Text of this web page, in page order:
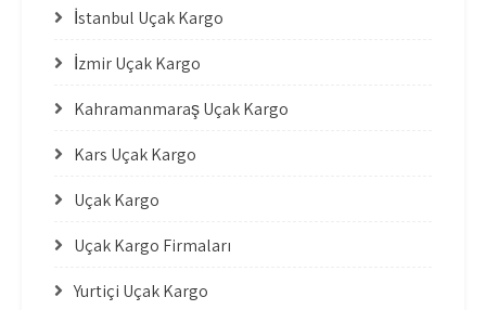
İstanbul Uçak Kargo
İzmir Uçak Kargo
Kahramanmaraş Uçak Kargo
Kars Uçak Kargo
Uçak Kargo
Uçak Kargo Firmaları
Yurtiçi Uçak Kargo